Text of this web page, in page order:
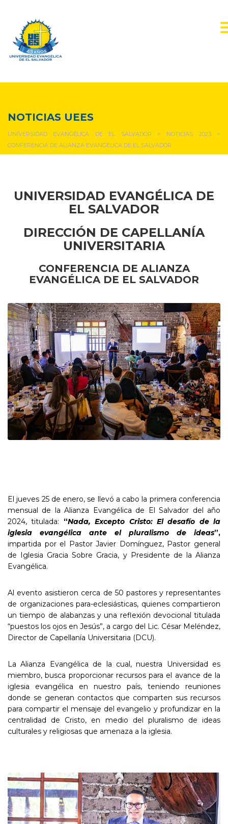
NOTICIAS UEES
UNIVERSIDAD EVANGÉLICA DE EL SALVADOR > NOTICIAS 2023>
CONFERENCIA DE ALIANZA EVANGÉLICA DE EL SALVADOR
UNIVERSIDAD EVANGÉLICA DE
EL SALVADOR
DIRECCIÓN DE CAPELLANÍA
UNIVERSITARIA
CONFERENCIA DE ALIANZA
EVANGÉLICA DE EL SALVADOR
El jueves 25 de enero, se llevó a cabo la primera conferencia
mensual de la Alianza Evangélica de El Salvador del año
2024, titulada: “Nada, Excepto Cristo: El desafío de la
iglesia evangélica ante el pluralismo de ideas”,
impartida por el Pastor Javier Domínguez, Pastor general
de Iglesia Gracia Sobre Gracia, y Presidente de la Alianza
Evangélica.
Al evento asistieron cerca de 50 pastores y representantes
de organizaciones para-eclesiásticas, quienes compartieron
un tiempo de alabanzas y una reflexión devocional titulada
“puestos los ojos en Jesús”, a cargo del Lic. César Meléndez,
Director de Capellanía Universitaria (DCU).
La Alianza Evangélica de la cual, nuestra Universidad es
miembro, busca proporcionar recursos para el avance de la
iglesia evangélica en nuestro país, teniendo reuniones
donde se generan contactos que comparten sus recursos
para compartir el mensaje del evangelio y profundizar en la
centralidad de Cristo, en medio del pluralismo de ideas
culturales y religiosas que amenaza a la iglesia.